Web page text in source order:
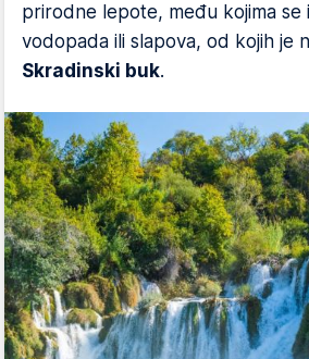
prirodne lepote, među kojima se
vodopada ili slapova, od kojih je
Skradinski buk.